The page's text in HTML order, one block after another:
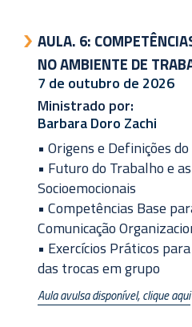
AULA. 6:
NO AMBIENTE DE
7 de outubro de 2026
Ministrado por:
Barbara Doro Zachi
• Origens e Definições
• Futuro do Trabalho e
Socioemocionais
• Competências Base
Comunicação
• Exercícios Práticos
das trocas em grupo
Aula avulsa disponível, clique aqui